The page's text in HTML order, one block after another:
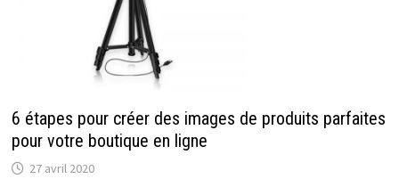
6 étapes pour créer des images de produits parfaites
pour votre boutique en ligne
27 avril 2020